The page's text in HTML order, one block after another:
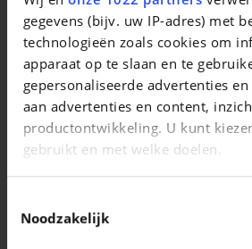
gegevens (bijv. uw IP-adres) met
technologieën zoals cookies om
apparaat op te slaan en te
gepersonaliseerde advertenties
aan advertenties en content,
productontwikkeling. U kunt
gebruikt en met welke doelen.
Informatie verzamelen
locatie, die tot een paar
Noodzakelijk
T-Roc 1.0 TSI Style OPF
19.690 EUR |